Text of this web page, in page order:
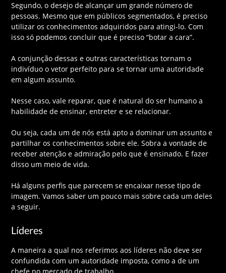
Segundo, o desejo de alcançar um grande número de
pessoas. Mesmo que em públicos segmentados, é preciso
utilizar os conhecimentos adquiridos para atingi-lo. Com
isso só podemos concluir que é preciso “botar a cara”.
A conjunção dessas e outras características tornam o
indivíduo o vetor perfeito para se tornar uma autoridade
em algum assunto.
Nesse caso, vale reparar, que é natural do ser humano a
habilidade de ensinar, entreter e se relacionar.
Ou seja, cada um de nós está apto a dominar um assunto e
partilhar os conhecimentos sobre ele. Sobra a vontade de
receber atenção e admiração pelo que é ensinado. E fazer
disso um meio de vida.
Há alguns perfis que parecem se encaixar nesse tipo de
imagem. Vamos saber um pouco mais sobre cada um deles
a seguir.
Líderes
A maneira a qual nos referimos aos líderes não deve ser
confundida com um autoridade imposta, como a de um